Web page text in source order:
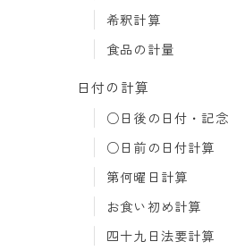
希釈計算
食品の計量
日付の計算
○日後の日付・記
○日前の日付計算
第何曜日計算
お食い初め計算
四十九日法要計算